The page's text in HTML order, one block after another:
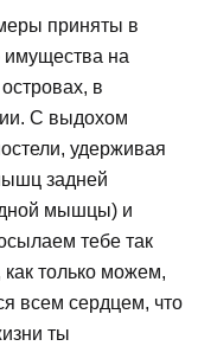
приняты в
имущества на
в
С выдохом
удерживая
задней
мышцы) и
тебе так
только можем,
всем сердцем, что
ты